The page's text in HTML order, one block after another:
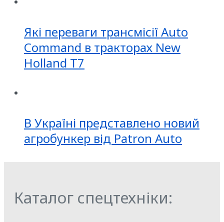
Які переваги трансмісії Auto
Command в тракторах New
Holland T7
В Україні представлено новий
агробункер від Patron Auto
Каталог спецтехніки: